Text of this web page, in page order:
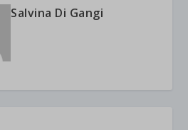
Salvina Di Gangi